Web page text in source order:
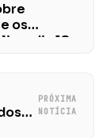
os
dia 18
PRÓXIMA
NOTÍCIA